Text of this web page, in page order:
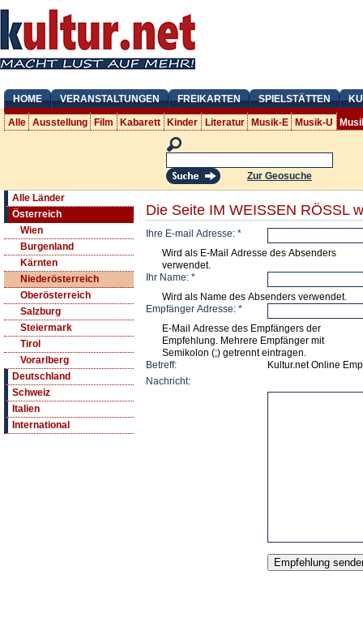
HOME VERANSTALTUNGEN FREIKARTEN SPIELSTÄTTEN
Alle Ausstellung Film Kabarett Kinder Literatur Musik-E Musik-U
Zur Geosuche
Alle Länder
Österreich
Wien
Burgenland
Kärnten
Niederösterreich
Oberösterreich
Salzburg
Steiermark
Tirol
Vorarlberg
Deutschland
Schweiz
Italien
International
Die Seite IM WEISSEN RÖSSL
Ihre E-mail Adresse: *
Wird als E-Mail Adresse des Absenders
verwendet.
Ihr Name: *
Wird als Name des Absenders verwendet.
Empfänger Adresse: *
E-Mail Adresse des Empfängers der
Empfehlung. Mehrere Empfänger mit
Semikolon (;) getrennt eintragen.
Betreff:
Kultur.net Online
Nachricht: